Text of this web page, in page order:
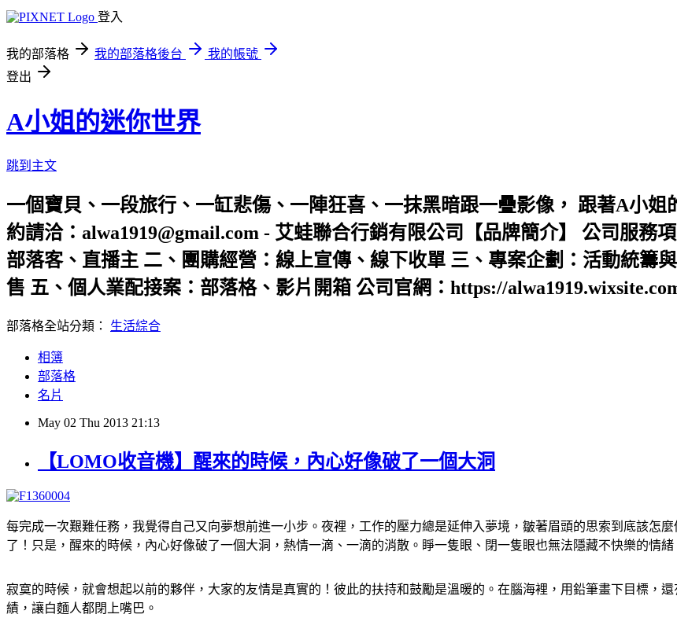
登入
我的部落格 我的部落格後台
我的帳號
登出
A小姐的迷你世界
跳到主文
一個寶貝、一段旅行、一缸悲傷、一陣狂喜、一抹黑暗跟一疊影像， 跟著A小
約請洽：alwa1919@gmail.com - 艾蛙聯合行銷有限公司【品牌簡介】 公司服務
部落客、直播主 二、團購經營：線上宣傳、線下收單 三、專案企劃：活動統籌
售 五、個人業配接案：部落格、影片開箱 公司官網：https://
部落格全站分類： 生活綜合
相簿
部落格
名片
May 02 Thu 2013 21:13
【LOMO收音機】醒來的時候，內心好像破了一個大洞
每完成一次艱難任務，我覺得自己又向夢想前進一小步。夜裡，工作的壓力總是延伸入夢境，皺著眉頭的思索到底該怎
了！只是，醒來的時候，內心好像破了一個大洞，熱情一滴、一滴的消散。睜一隻眼、閉一隻眼也無法隱藏不快樂的情緒
寂寞的時候，就會想起以前的夥伴，大家的友情是真實的！彼此的扶持和鼓勵是溫暖的。在腦海裡，用鉛筆畫下目標，
績，讓白麵人都閉上嘴巴。